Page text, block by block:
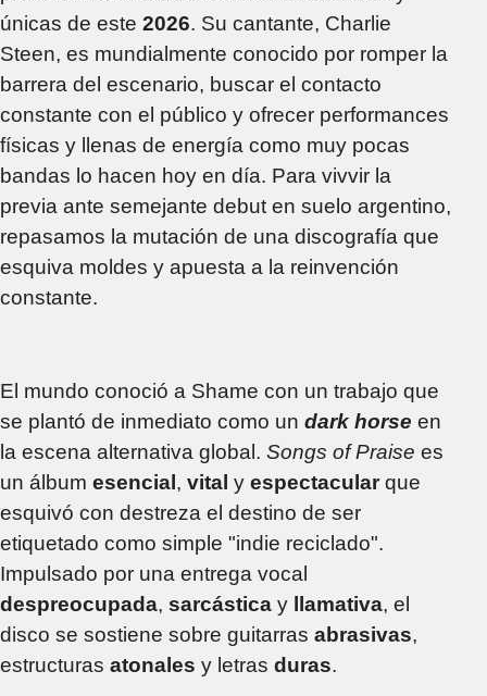
únicas de este 2026. Su cantante, Charlie
Steen, es mundialmente conocido por romper la
barrera del escenario, buscar el contacto
constante con el público y ofrecer performances
físicas y llenas de energía como muy pocas
bandas lo hacen hoy en día. Para vivvir la
previa ante semejante debut en suelo argentino,
repasamos la mutación de una discografía que
esquiva moldes y apuesta a la reinvención
constante.
El mundo conoció a Shame con un trabajo que
se plantó de inmediato como un dark horse en
la escena alternativa global. Songs of Praise es
un álbum esencial , vital y espectacularque
esquivó con destreza el destino de ser
etiquetado como simple "indie reciclado".
Impulsado por una entrega vocal
despreocupada, sarcástica y llamativa, el
disco se sostiene sobre guitarras abrasivas,
estructuras atonales y letras duras.